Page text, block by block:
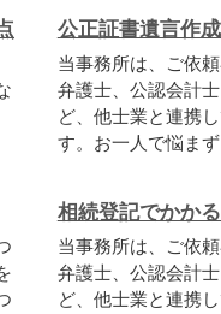
公正証書遺言作
当事務所は、ご依
弁護士、公認会計
ど、他士業と連携
す。お一人で悩ま
相続登記でかか
当事務所は、ご依
弁護士、公認会計
ど、他士業と連携